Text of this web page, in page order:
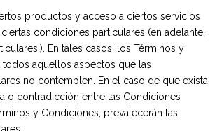
productos y acceso a ciertos servicios
condiciones particulares (en adelante,
En tales casos, los Términos y
aquellos aspectos que las
no contemplen. En el caso de que exista
o contradicción entre las Condiciones
y Condiciones, prevalecerán las